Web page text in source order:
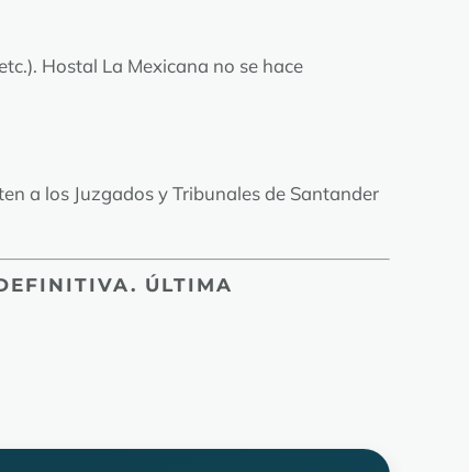
Hostal La Mexicana no se hace
a los Juzgados y Tribunales de Santander
ÚLTIMA